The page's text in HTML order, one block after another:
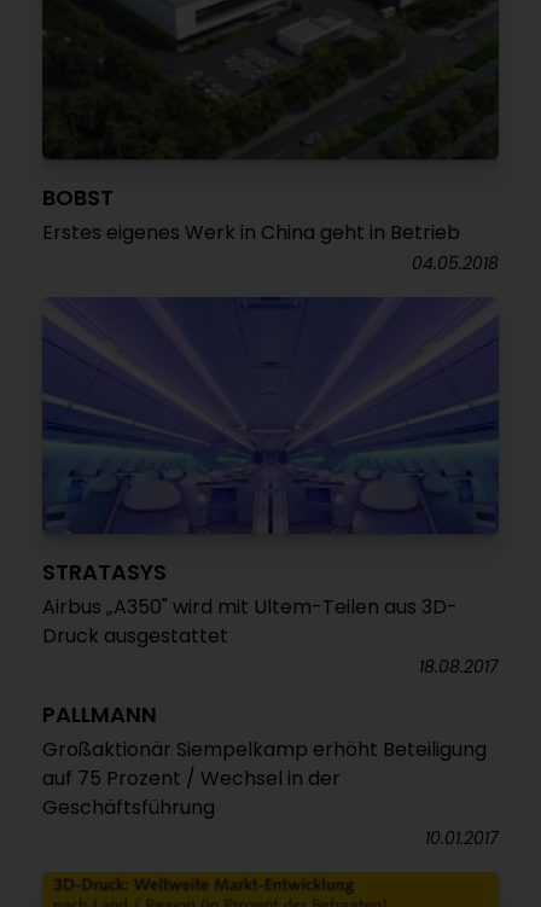
BOBST
Erstes eigenes Werk in China geht in Betrieb
04.05.2018
STRATASYS
Airbus „A350" wird mit Ultem-Teilen aus 3D-
Druck ausgestattet
18.08.2017
PALLMANN
Großaktionär Siempelkamp erhöht Beteiligung
auf 75 Prozent / Wechsel in der
Geschäftsführung
10.01.2017